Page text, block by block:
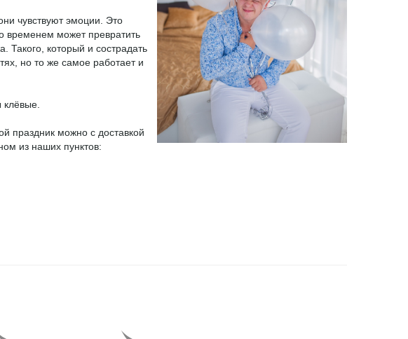
чувствуют эмоции. Это
временем может превратить
Такого, который и сострадать
но то же самое работает и
праздник можно с доставкой
из наших пунктов: